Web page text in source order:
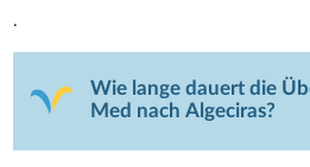
.
Wie lange dauert die
Med nach Algeciras?